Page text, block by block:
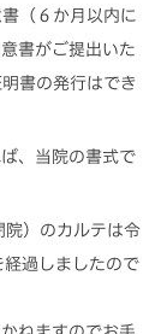
（６か月以内に
書がご提出いた
書の発行はでき
、当院の書式で
）のカルテは令
過しましたので